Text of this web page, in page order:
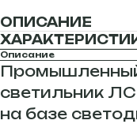
ОПИСАНИЕ
Описание
светильник
на базе